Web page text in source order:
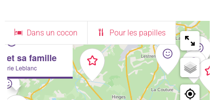
Dans un cocon Pour les papilles
et sa famille
Leblanc